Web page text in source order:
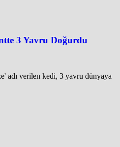
3 Yavru Doğurdu
adı verilen kedi, 3 yavru dünyaya